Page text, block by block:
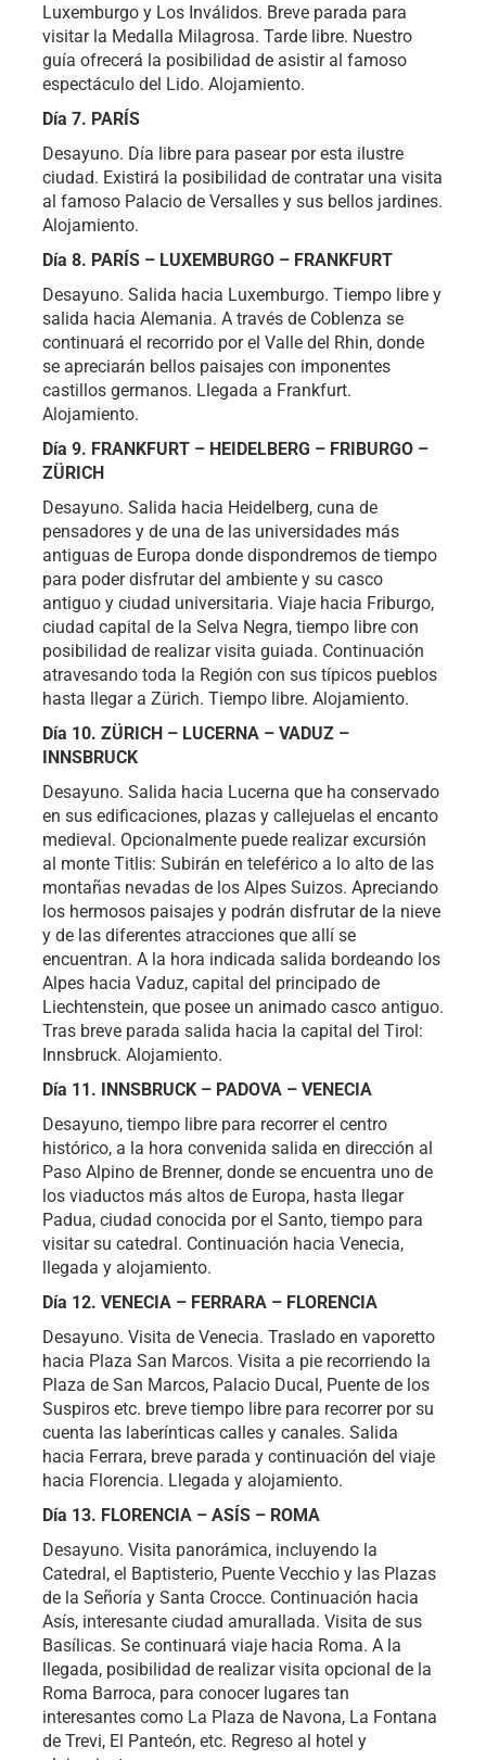
Luxemburgo y Los Inválidos. Breve parada para
visitar la Medalla Milagrosa. Tarde libre. Nuestro
guía ofrecerá la posibilidad de asistir al famoso
espectáculo del Lido. Alojamiento.
Día 7. PARÍS
Desayuno. Día libre para pasear por esta ilustre
ciudad. Existirá la posibilidad de contratar una visita
al famoso Palacio de Versalles y sus bellos jardines.
Alojamiento.
Día 8. PARÍS – LUXEMBURGO – FRANKFURT
Desayuno. Salida hacia Luxemburgo. Tiempo libre y
salida hacia Alemania. A través de Coblenza se
continuará el recorrido por el Valle del Rhin, donde
se apreciarán bellos paisajes con imponentes
castillos germanos. Llegada a Frankfurt.
Alojamiento.
Día 9. FRANKFURT – HEIDELBERG – FRIBURGO –
ZÜRICH
Desayuno. Salida hacia Heidelberg, cuna de
pensadores y de una de las universidades más
antiguas de Europa donde dispondremos de tiempo
para poder disfrutar del ambiente y su casco
antiguo y ciudad universitaria. Viaje hacia Friburgo,
ciudad capital de la Selva Negra, tiempo libre con
posibilidad de realizar visita guiada. Continuación
atravesando toda la Región con sus típicos pueblos
hasta llegar a Zürich. Tiempo libre. Alojamiento.
Día 10. ZÜRICH – LUCERNA – VADUZ –
INNSBRUCK
Desayuno. Salida hacia Lucerna que ha conservado
en sus edificaciones, plazas y callejuelas el encanto
medieval. Opcionalmente puede realizar excursión
al monte Titlis: Subirán en teleférico a lo alto de las
montañas nevadas de los Alpes Suizos. Apreciando
los hermosos paisajes y podrán disfrutar de la nieve
y de las diferentes atracciones que allí se
encuentran. A la hora indicada salida bordeando los
Alpes hacia Vaduz, capital del principado de
Liechtenstein, que posee un animado casco antiguo.
Tras breve parada salida hacia la capital del Tirol:
Innsbruck. Alojamiento.
Día 11. INNSBRUCK – PADOVA – VENECIA
Desayuno, tiempo libre para recorrer el centro
histórico, a la hora convenida salida en dirección al
Paso Alpino de Brenner, donde se encuentra uno de
los viaductos más altos de Europa, hasta llegar
Padua, ciudad conocida por el Santo, tiempo para
visitar su catedral. Continuación hacia Venecia,
llegada y alojamiento.
Día 12. VENECIA – FERRARA – FLORENCIA
Desayuno. Visita de Venecia. Traslado en vaporetto
hacia Plaza San Marcos. Visita a pie recorriendo la
Plaza de San Marcos, Palacio Ducal, Puente de los
Suspiros etc. breve tiempo libre para recorrer por su
cuenta las laberínticas calles y canales. Salida
hacia Ferrara, breve parada y continuación del viaje
hacia Florencia. Llegada y alojamiento.
Día 13. FLORENCIA – ASÍS – ROMA
Desayuno. Visita panorámica, incluyendo la
Catedral, el Baptisterio, Puente Vecchio y las Plazas
de la Señoría y Santa Crocce. Continuación hacia
Asís, interesante ciudad amurallada. Visita de sus
Basílicas. Se continuará viaje hacia Roma. A la
llegada, posibilidad de realizar visita opcional de la
Roma Barroca, para conocer lugares tan
interesantes como La Plaza de Navona, La Fontana
de Trevi, El Panteón, etc. Regreso al hotel y